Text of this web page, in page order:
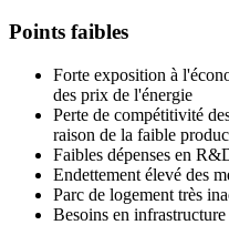
Points faibles
Forte exposition à
des prix de l'énergie
Perte de compétitivité
raison de la faible
Faibles dépenses en
Endettement élevé des
Parc de logement très
Besoins en